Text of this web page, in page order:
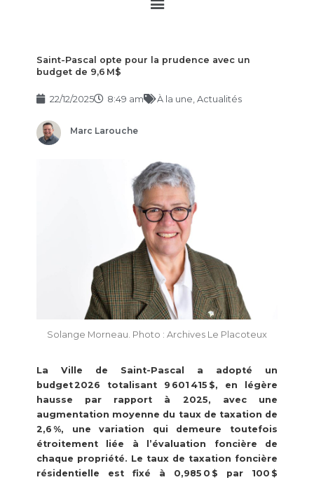
Saint-Pascal opte pour la prudence avec un
budget de 9,6 M$
22/12/2025 8:49 am À la une Actualités
Marc Larouche
Solange Morneau. Photo : Archives Le Placoteux
La Ville de Saint-Pascal a adopté un
budget 2026 totalisant 9 601 415 $, en légère
hausse par rapport à 2025, avec une
augmentation moyenne du taux de taxation de
2,6 %, une variation qui demeure toutefois
étroitement liée à l’évaluation foncière de
chaque propriété. Le taux de taxation foncière
résidentielle est fixé à 0,985 0 $ par 100 $